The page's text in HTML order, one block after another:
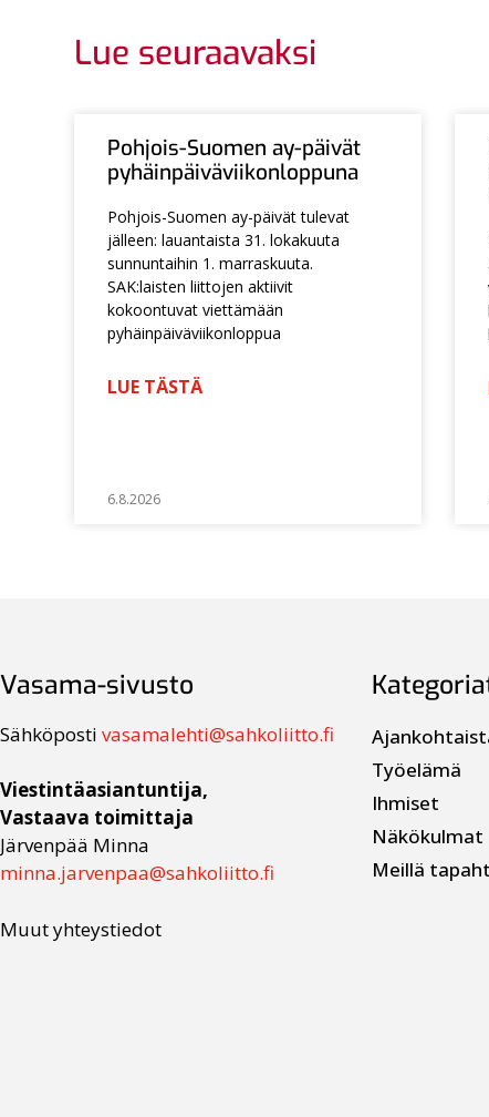
Lue seuraavaksi
Pohjois-Suomen ay-päivät
pyhäinpäiväviikonloppuna
Pohjois-Suomen ay-päivät tulevat
jälleen: lauantaista 31. lokakuuta
sunnuntaihin 1. marraskuuta.
SAK:laisten liittojen aktiivit
kokoontuvat viettämään
pyhäinpäiväviikonloppua
LUE TÄSTÄ
6.8.2026
Vasama-sivusto
Sähköposti vasamalehti@sahkoliitto.fi
Viestintäasiantuntija,
Vastaava toimittaja
Järvenpää Minna
minna.jarvenpaa@sahkoliitto.fi
Muut yhteystiedot
Työelämä
Ihmiset
Näkökulmat
Meillä